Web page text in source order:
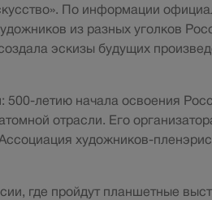
По информации
из разных уголков
эскизы будущих
500-летию начала освоения
отрасли. Его
художников-
где пройдут планшетные